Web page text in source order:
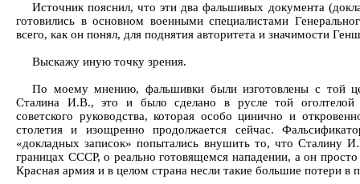
Источник пояснил, что эти два фальшивых документа
готовились в основном военными специалистами
всего, как он понял, для поднятия авторитета и значимости
Выскажу иную точку зрения.
По моему мнению, фальшивки были изготовлены с той
Сталина И.В., это и было сделано в русле той оголтелой
советского руководства, которая особо цинично и
столетия и изощренно продолжается сейчас.
«докладных записок» попытались внушить то, что Сталину
границах СССР, о реально готовящемся нападении, а он
Красная армия и в целом страна несли такие большие потери в